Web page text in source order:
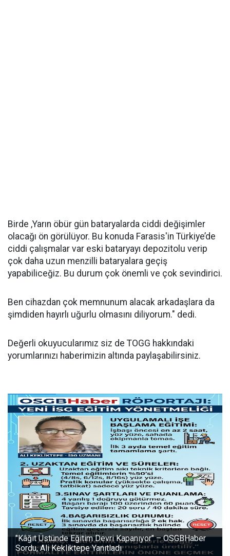
Birde ,Yarın öbür gün bataryalarda ciddi değişimler
olacağı ön görülüyor. Bu konuda Farasis'in Türkiye’de
ciddi çalışmalar var eski bataryayı depozitolu verip
çok daha uzun menzilli bataryalara geçiş
yapabiliceğiz. Bu durum çok önemli ve çok sevindirici.
Ben cihazdan çok memnunum alacak arkadaşlara da
şimdiden hayırlı uğurlu olmasını diliyorum." dedi.
Değerli okuyucularımız siz de TOGG hakkındaki
yorumlarınızı haberimizin altında paylaşabilirsiniz.